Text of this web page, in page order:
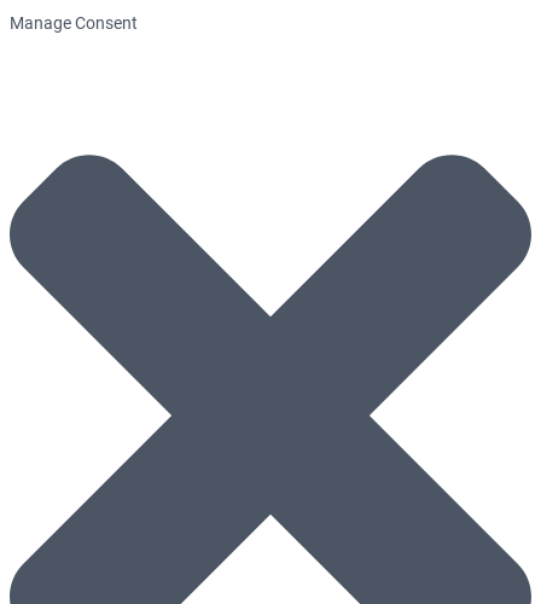
Manage Consent